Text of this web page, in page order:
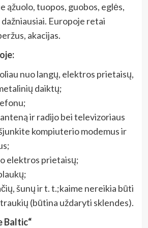
ąžuolo, tuopos, guobos, eglės,
Europoje retai
akacijas.
nuo langų, elektros prietaisų,
daiktų;
ir radijo bei televizoriaus
kompiuterio modemus ir
elektros prietaisų;
šunų ir t. t.;kaime nereikia būti
(būtina uždaryti sklendes).
Baltic“